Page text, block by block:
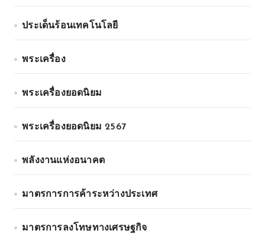
ประเด็นร้อนเทคโนโลยี
พระเครื่อง
พระเครื่องยอดนิยม
พระเครื่องยอดนิยม 2567
พลังงานแห่งอนาคต
มาตรการการค้าระหว่างประเทศ
มาตรการลงโทษทางเศรษฐกิจ